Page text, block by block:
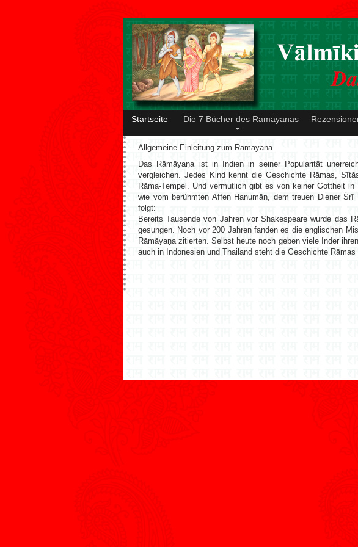
Startseite Die 7 Bücher des Rāmāyaṇas
Allgemeine Einleitung zum Rāmāyaṇa
Das Rāmāyaṇa ist in Indien in seiner Popularität
vergleichen. Jedes Kind kennt die Geschichte Rāmas,
Rāma-Tempel. Und vermutlich gibt es von keiner Gottheit
wie vom berühmten Affen Hanumān, dem treuen Diener
folgt:
Bereits Tausende von Jahren vor Shakespeare wurde das
gesungen. Noch vor 200 Jahren fanden es die englischen
Rāmāyaṇa zitierten. Selbst heute noch geben viele Inder
auch in Indonesien und Thailand steht die Geschichte